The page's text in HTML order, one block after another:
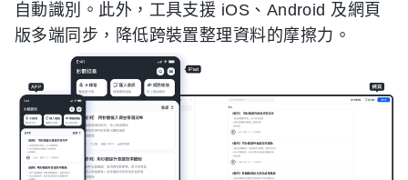
自動識別。此外，工具支援 iOS、Android 及網頁
版多端同步，降低跨裝置整理資料的摩擦力。